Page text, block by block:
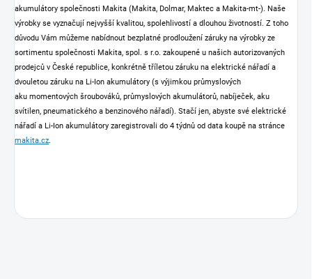
akumulátory společnosti Makita (Makita, Dolmar, Maktec a Makita-mt-). Naše
výrobky se vyznačují nejvyšší kvalitou, spolehlivostí a dlouhou životností. Z toho
důvodu Vám můžeme nabídnout bezplatné prodloužení záruky na výrobky ze
sortimentu společnosti Makita, spol. s r.o. zakoupené u našich autorizovaných
prodejců v České republice, konkrétně tříletou záruku na elektrické nářadí a
dvouletou záruku na Li-Ion akumulátory (s výjimkou průmyslových
aku momentových šroubováků, průmyslových akumulátorů, nabíječek, aku
svítilen, pneumatického a benzinového nářadí). Stačí jen, abyste své elektrické
nářadí a Li-Ion akumulátory zaregistrovali do 4 týdnů od data koupě na stránce
makita.cz.